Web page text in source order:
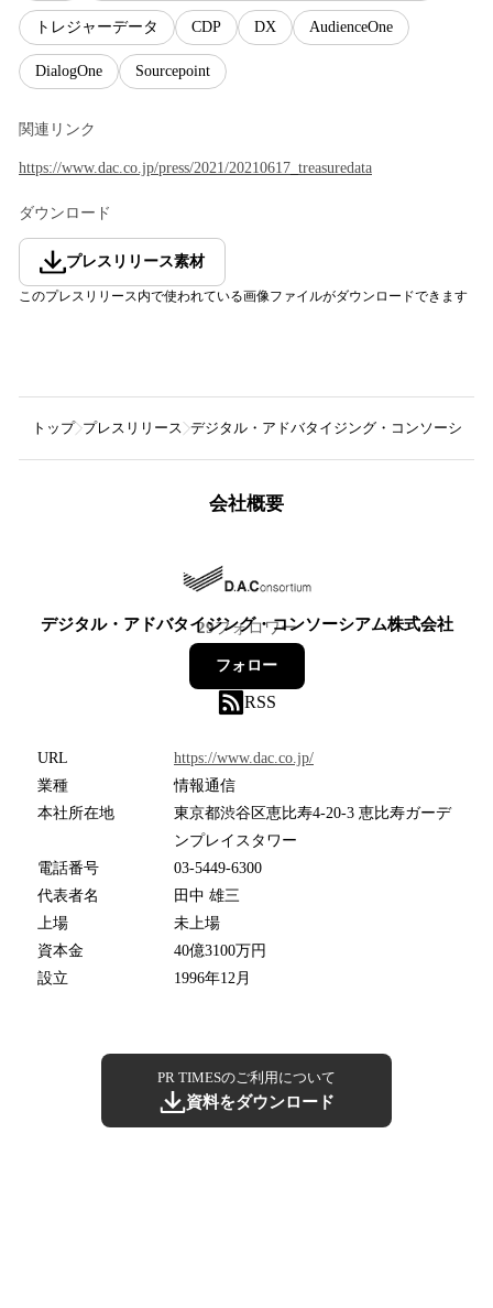
トレジャーデータ CDP DX AudienceOne
DialogOne Sourcepoint
関連リンク
https://www.dac.co.jp/press/2021/20210617_treasuredata
ダウンロード
プレスリリース素材
このプレスリリース内で使われている画像ファイルがダウンロードできます
トップ プレスリリース デジタル・アドバタイジング・コンソーシア
会社概要
デジタル・アドバタイジング・コンソーシアム株式会社
29フォロワー
フォロー
RSS
URL
https://www.dac.co.jp/
業種
情報通信
本社所在地
東京都渋谷区恵比寿4-20-3 恵比寿ガーデ
ンプレイスタワー
電話番号
03-5449-6300
代表者名
田中 雄三
上場
未上場
資本金
40億3100万円
設立
1996年12月
PR TIMESのご利用について
資料をダウンロード